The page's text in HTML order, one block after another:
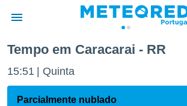
da
foi
Tempo em Caracarai - RR
15:51 Quinta
Parcialmente nublado